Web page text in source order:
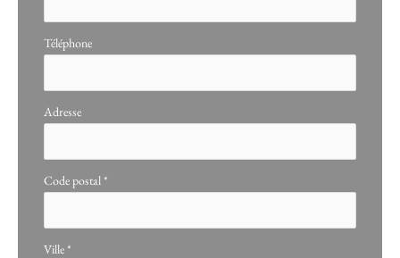
Téléphone
Adresse
Code postal *
Ville *